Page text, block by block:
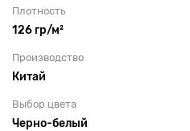
Плотность
126 гр/м²
Производство
Китай
Выбор цвета
Черно-белый